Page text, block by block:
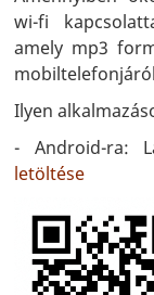
wi-fi
amely mp3
Ilyen
- Android-ra:
letöltése